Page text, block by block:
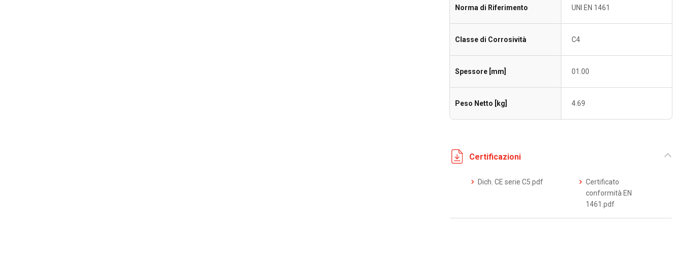
Norma di Riferimento UNI EN 1461
Classe di Corrosività C4
Spessore [mm] 01.00
Peso Netto [kg] 4.69
Certificazioni
Dich. CE serie C5.pdf
Certificato
conformità EN
1461.pdf